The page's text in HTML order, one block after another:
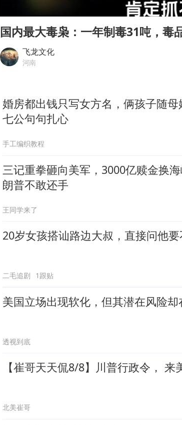
四川宜宾市珙县发生3.4
多个明星演唱会取消
上海轮渡全线停航
国内最大毒枭：一年制毒31吨，毒
飞龙文化
河南
婚房都出钱只写女方名，俩孩子随母
七公句句扎心
手工编织教程
三记重拳砸向美军，3000亿赎金换
朗普不敢还手
王同学来了
20岁女孩搭讪路边大叔，直接问他要
二毛追剧 1跟贴
美国立场出现软化，但其潜在风险却
透视到底
【崔哥天天侃8/8】川普行政令，
北美崔哥